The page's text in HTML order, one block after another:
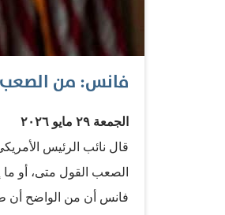
فانس: من الصعب
الجمعة ٢٩ مايو ٢٠٢٦
قال نائب الرئيس
الصعب القول متى، أو ما
فانس أن من الواضح أن